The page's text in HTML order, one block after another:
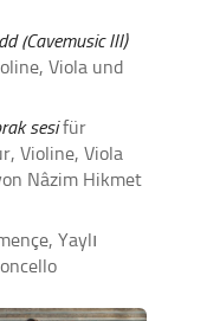
(Cavemusic III)
Viola und
sesi für
Violine, Viola
Nâzim Hikmet
Yaylı